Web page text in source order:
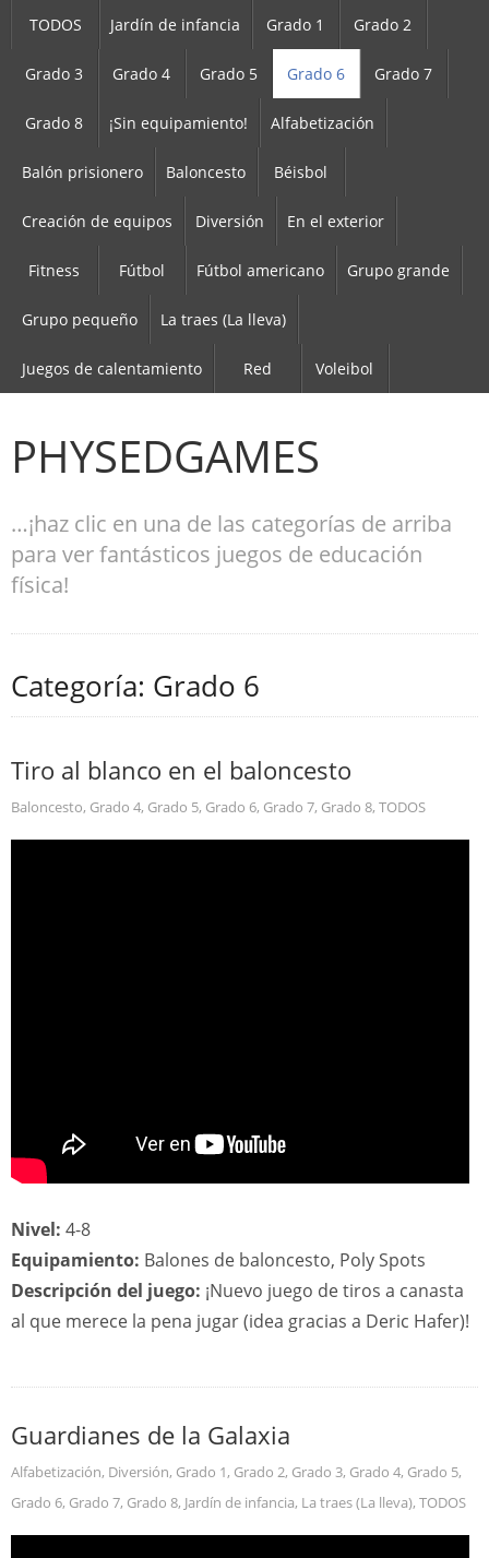
TODOS Jardín de infancia Grado 1 Grado 2
Grado 3 Grado 4 Grado 5 Grado 6 Grado 7
Grado 8 ¡Sin equipamiento! Alfabetización
Balón prisionero Baloncesto Béisbol
Creación de equipos Diversión En el exterior
Fitness Fútbol Fútbol americano Grupo grande
Grupo pequeño La traes (La lleva)
Juegos de calentamiento Red Voleibol
PHYSEDGAMES
…¡haz clic en una de las categorías de arriba
para ver fantásticos juegos de educación
física!
Categoría: Grado 6
Tiro al blanco en el baloncesto
Baloncesto, Grado 4, Grado 5, Grado 6, Grado 7, Grado 8, TODOS
Nivel: 4-8
Equipamiento: Balones de baloncesto, Poly Spots
Descripción del juego: ¡Nuevo juego de tiros a canasta
al que merece la pena jugar (idea gracias a Deric Hafer)!
Guardianes de la Galaxia
Alfabetización, Diversión, Grado 1, Grado 2, Grado 3, Grado 4, Grado 5,
Grado 6, Grado 7, Grado 8, Jardín de infancia, La traes (La lleva), TODOS